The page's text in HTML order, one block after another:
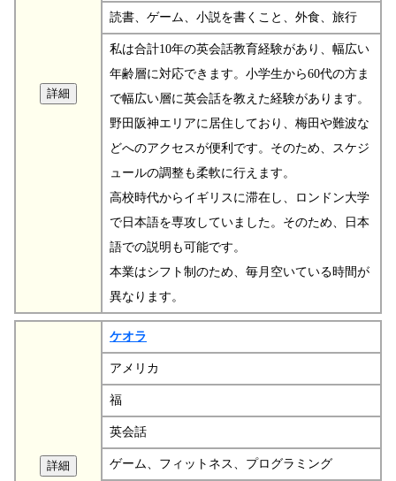
読書、ゲーム、小説を書くこと、外食、旅行
私は合計10年の英会話教育経験があり、幅広い
年齢層に対応できます。小学生から60代の方ま
で幅広い層に英会話を教えた経験があります。
野田阪神エリアに居住しており、梅田や難波な
どへのアクセスが便利です。そのため、スケジ
ュールの調整も柔軟に行えます。
高校時代からイギリスに滞在し、ロンドン大学
で日本語を専攻していました。そのため、日本
語での説明も可能です。
本業はシフト制のため、毎月空いている時間が
異なります。
ケオラ
アメリカ
福
英会話
ゲーム、フィットネス、プログラミング